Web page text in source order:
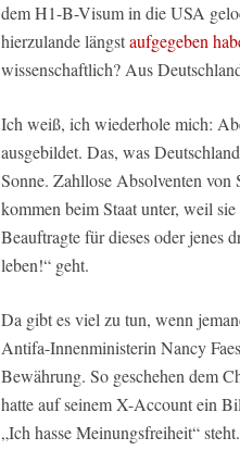
dem H1-B-Visum in die USA
hierzulande längstaufgegeben
wissenschaftlich? Aus
Ich weiß, ich wiederhole mich:
ausgebildet. Das, was
Sonne. Zahllose Absolventen
kommen beim Staat unter, weil
Beauftragte für dieses oder jenes
leben!“ geht.
Da gibt es viel zu tun, wenn
Antifa-Innenministerin Nancy
Bewährung. So geschehen dem
hatte auf seinem X-Account ein
„Ich hasse Meinungsfreiheit“ steht.